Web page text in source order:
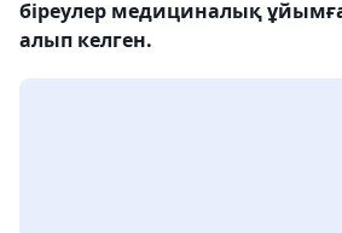
біреулер медициналық
алып келген.